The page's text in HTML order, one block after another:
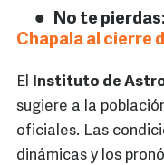
No te pierdas:
Chapala al cierre
El Instituto de
sugiere a la
oficiales. Las
dinámicas y los